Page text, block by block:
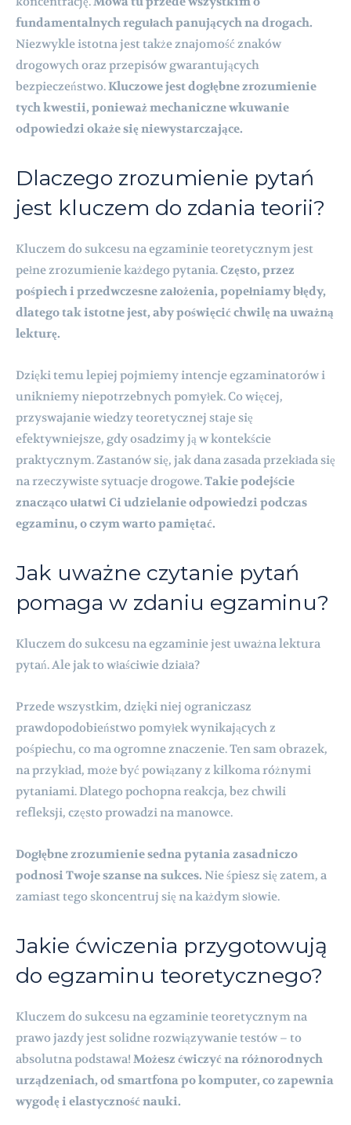
fundamentalnych regułach panujących na drogach.
Niezwykle istotna jest także znajomość znaków
drogowych oraz przepisów gwarantujących
bezpieczeństwo.Kluczowe jest dogłębne zrozumienie
tych kwestii, ponieważ mechaniczne wkuwanie
odpowiedzi okaże się niewystarczające.
Dlaczego zrozumienie pytań
jest kluczem do zdania teorii?
Kluczem do sukcesu na egzaminie teoretycznym jest
pełne zrozumienie każdego pytania.Często, przez
pośpiech i przedwczesne założenia, popełniamy błędy,
dlatego tak istotne jest, aby poświęcić chwilę na uważną
lekturę.
Dzięki temu lepiej pojmiemy intencje egzaminatorów i
unikniemy niepotrzebnych pomyłek. Co więcej,
przyswajanie wiedzy teoretycznej staje się
efektywniejsze, gdy osadzimy ją w kontekście
praktycznym. Zastanów się, jak dana zasada przekłada się
na rzeczywiste sytuacje drogowe.Takie podejście
znacząco ułatwi Ci udzielanie odpowiedzi podczas
egzaminu, o czym warto pamiętać.
Jak uważne czytanie pytań
pomaga w zdaniu egzaminu?
Kluczem do sukcesu na egzaminie jest uważna lektura
pytań. Ale jak to właściwie działa?
Przede wszystkim, dzięki niej ograniczasz
prawdopodobieństwo pomyłek wynikających z
pośpiechu, co ma ogromne znaczenie. Ten sam obrazek,
na przykład, może być powiązany z kilkoma różnymi
pytaniami. Dlatego pochopna reakcja, bez chwili
refleksji, często prowadzi na manowce.
Dogłębne zrozumienie sedna pytania zasadniczo
podnosi Twoje szanse na sukces. Nie śpiesz się zatem, a
zamiast tego skoncentruj się na każdym słowie.
Jakie ćwiczenia przygotowują
do egzaminu teoretycznego?
Kluczem do sukcesu na egzaminie teoretycznym na
prawo jazdy jest solidne rozwiązywanie testów – to
absolutna podstawa! Możesz ćwiczyć na różnorodnych
urządzeniach, od smartfona po komputer, co zapewnia
wygodę i elastyczność nauki.